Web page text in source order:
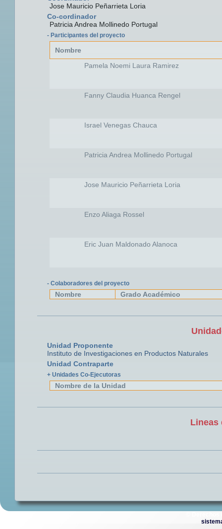
Jose Mauricio Peñarrieta Loria
Co-cordinador
Patricia Andrea Mollinedo Portugal
- Participantes del proyecto
Nombre
Pamela Noemi Laura Ramirez
Fanny Claudia Huanca Rengel
Israel Venegas Chauca
Patricia Andrea Mollinedo Portugal
Jose Mauricio Peñarrieta Loria
Enzo Aliaga Rossel
Eric Juan Maldonado Alanoca
- Colaboradores del proyecto
Nombre Grado Académico
Unidad Proponente
Instituto de Investigaciones en Productos Naturales
Unidad Contraparte
+ Unidades Co-Ejecutoras
Nombre de la Unidad
Lineas